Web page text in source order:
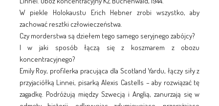
W piekle Holokaustu Erich Hebner zrobi wszystko, aby
zachować resztki człowieczeństwa.
Czy morderstwa są dziełem tego samego seryjnego zabójcy?
I w jaki sposób łączą się z koszmarem z obozu
koncentracyjnego?
Emily Roy, profilerka pracująca dla Scotland Yardu, łączy siły z
przyjaciółką Linnei, pisarką Alexis Castells – aby rozwiązać tę
zagadkę. Podróżują między Szwecją i Anglią, zanurzają się w